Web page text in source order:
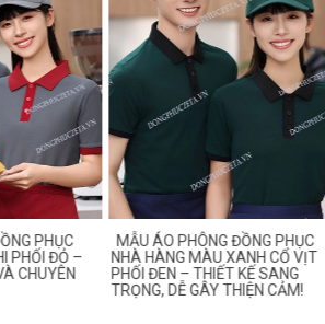
MẪU ÁO PHÔNG ĐỒNG PHỤC
NHÀ HÀNG MÀU XANH CỔ VỊT
PHỐI ĐEN – THIẾT KẾ SANG
TRỌNG, DỄ GÂY THIỆN CẢM!
MẪU ÁO
NHÀ
THANH
NHÂN